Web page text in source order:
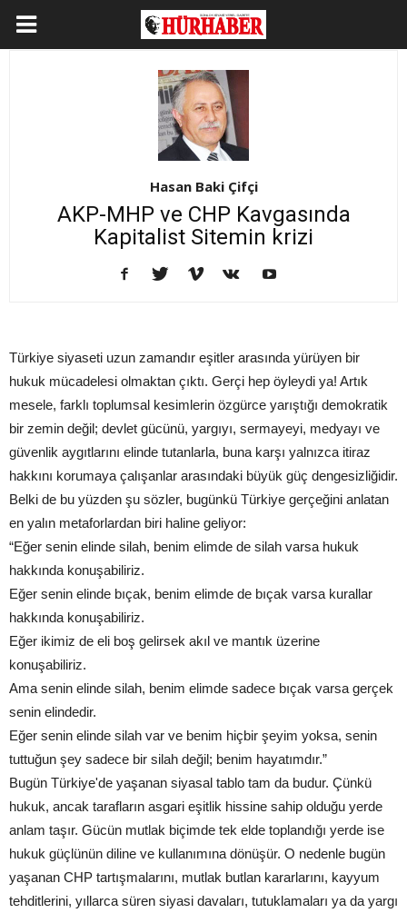
Hasan Baki Çifçi
AKP-MHP ve CHP Kavgasında
Kapitalist Sitemin krizi
Türkiye siyaseti uzun zamandır eşitler arasında yürüyen bir
hukuk mücadelesi olmaktan çıktı. Gerçi hep öyleydi ya! Artık
mesele, farklı toplumsal kesimlerin özgürce yarıştığı demokratik
bir zemin değil; devlet gücünü, yargıyı, sermayeyi, medyayı ve
güvenlik aygıtlarını elinde tutanlarla, buna karşı yalnızca itiraz
hakkını korumaya çalışanlar arasındaki büyük güç dengesizliğidir.
Belki de bu yüzden şu sözler, bugünkü Türkiye gerçeğini anlatan
en yalın metaforlardan biri haline geliyor:
“Eğer senin elinde silah, benim elimde de silah varsa hukuk
hakkında konuşabiliriz.
Eğer senin elinde bıçak, benim elimde de bıçak varsa kurallar
hakkında konuşabiliriz.
Eğer ikimiz de eli boş gelirsek akıl ve mantık üzerine
konuşabiliriz.
Ama senin elinde silah, benim elimde sadece bıçak varsa gerçek
senin elindedir.
Eğer senin elinde silah var ve benim hiçbir şeyim yoksa, senin
tuttuğun şey sadece bir silah değil; benim hayatımdır.”
Bugün Türkiye'de yaşanan siyasal tablo tam da budur. Çünkü
hukuk, ancak tarafların asgari eşitlik hissine sahip olduğu yerde
anlam taşır. Gücün mutlak biçimde tek elde toplandığı yerde ise
hukuk güçlünün diline ve kullanımına dönüşür. O nedenle bugün
yaşanan CHP tartışmalarını, mutlak butlan kararlarını, kayyum
tehditlerini, yıllarca süren siyasi davaları, tutuklamaları ya da yargı